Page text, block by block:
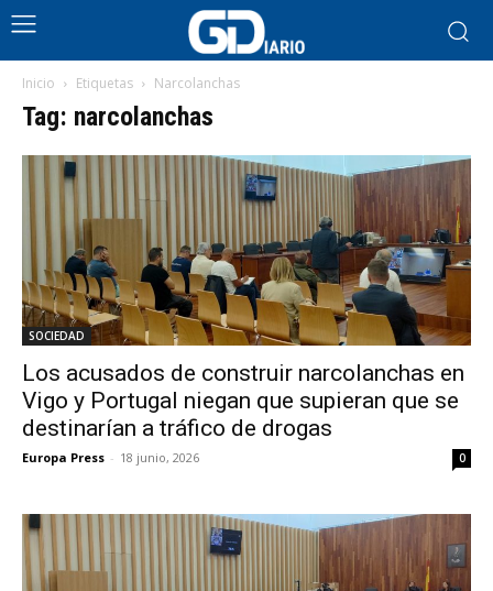
Inicio Etiquetas Narcolanchas
Tag: narcolanchas
SOCIEDAD
Los acusados de construir narcolanchas en
Vigo y Portugal niegan que supieran que se
destinarían a tráfico de drogas
Europa Press - 18 junio, 2026 0